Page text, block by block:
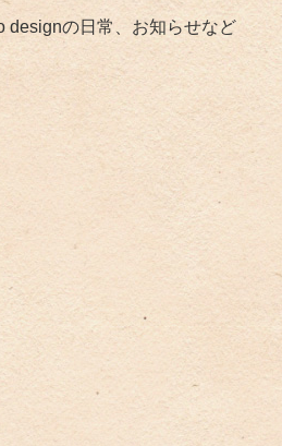
designの日常、お知らせなど